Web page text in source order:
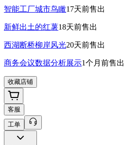
智能工厂城市鸟瞰17天前售出
新鲜出土的红薯18天前售出
西湖断桥柳岸风光20天前售出
商务会议数据分析展示1个月前售出
收藏店铺
客服
工单